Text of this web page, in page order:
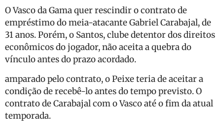
O Vasco da Gama quer rescindir o contrato de
empréstimo do meia-atacante Gabriel Carabajal, de
31 anos. Porém, o Santos, clube detentor dos direitos
econômicos do jogador, não aceita a quebra do
vínculo antes do prazo acordado.
amparado pelo contrato, o Peixe teria de aceitar a
condição de recebê-lo antes do tempo previsto. O
contrato de Carabajal com o Vasco até o fim da atual
temporada.